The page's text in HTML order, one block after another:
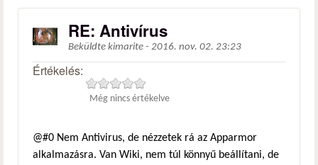
RE: Antivírus
Beküldte kimarite - 2016. nov. 02. 23:23
Értékelés:
Még nincs értékelve
@#0 Nem Antivirus, de nézzetek rá az Apparmor
alkalmazásra. Van Wiki, nem túl könnyű beállítani, de